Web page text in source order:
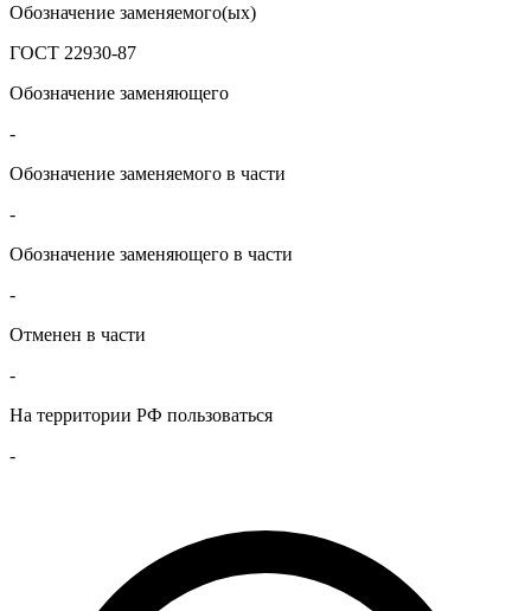
Обозначение заменяемого(ых)
ГОСТ 22930-87
Обозначение заменяющего
-
Обозначение заменяемого в части
-
Обозначение заменяющего в части
-
Отменен в части
-
На территории РФ пользоваться
-